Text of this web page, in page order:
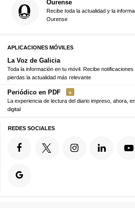
Ourense
Recibe toda la actualidad y la
Ourense
APLICACIONES MÓVILES
La Voz de Galicia
Toda la información en tu móvil. Recibe notificaciones
pierdas la actualidad más relevante
Periódico en PDF
La experiencia de lectura del diario impreso, ahora,
digital
REDES SOCIALES